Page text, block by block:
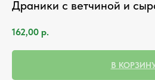
Драники с ветчиной и
162,00 р.
В